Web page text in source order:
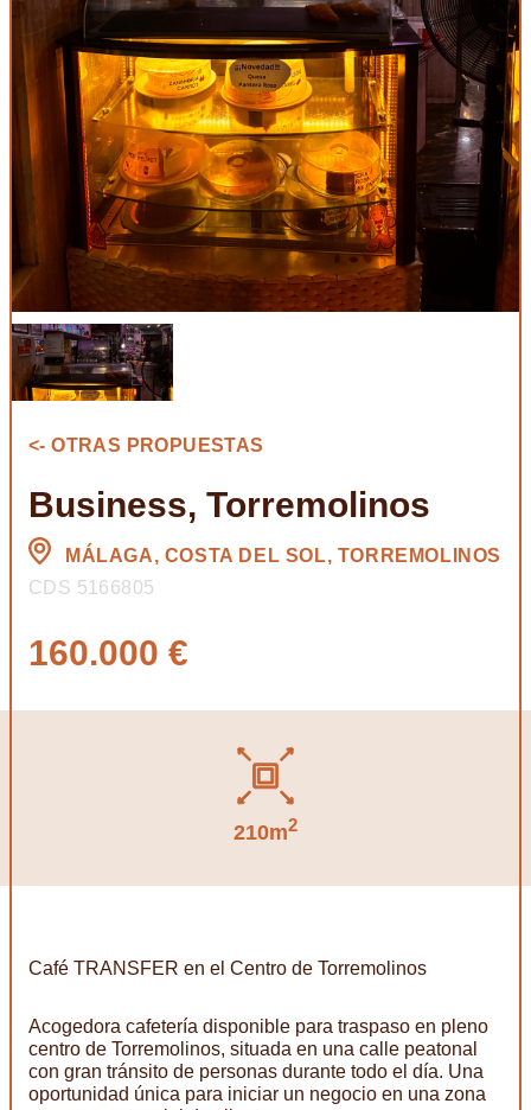
<- OTRAS PROPUESTAS
Business, Torremolinos
MÁLAGA, COSTA DEL SOL, TORREMOLINOS
CDS 5166805
160.000 €
210m2
Café TRANSFER en el Centro de Torremolinos
Acogedora cafetería disponible para traspaso en pleno
centro de Torremolinos, situada en una calle peatonal
con gran tránsito de personas durante todo el día. Una
oportunidad única para iniciar un negocio en una zona